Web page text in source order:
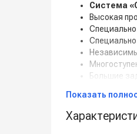
Система
Высокая
Большие
от характера
Показать